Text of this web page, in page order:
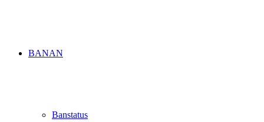
BANAN
Banstatus